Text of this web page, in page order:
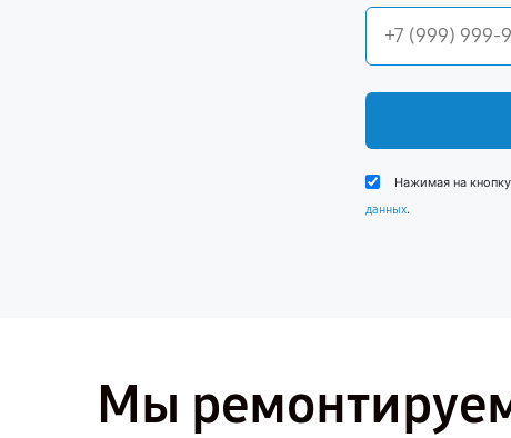
Нажимая на
данных.
Мы